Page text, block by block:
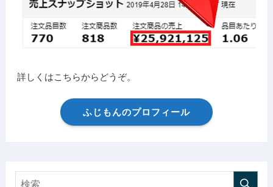
詳しくはこちらからどうぞ。
ふじもんのプロフィール